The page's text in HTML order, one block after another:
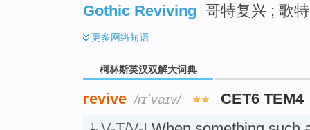
Gothic Reviving 哥特复兴 ; 歌
更多网络短语
柯林斯英汉双解大词典
revive /rɪˈvaɪv/ CET6 TEM4
1.